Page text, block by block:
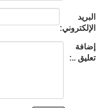
البريد
الإلكتروني:
إضافة
تعليق ..: